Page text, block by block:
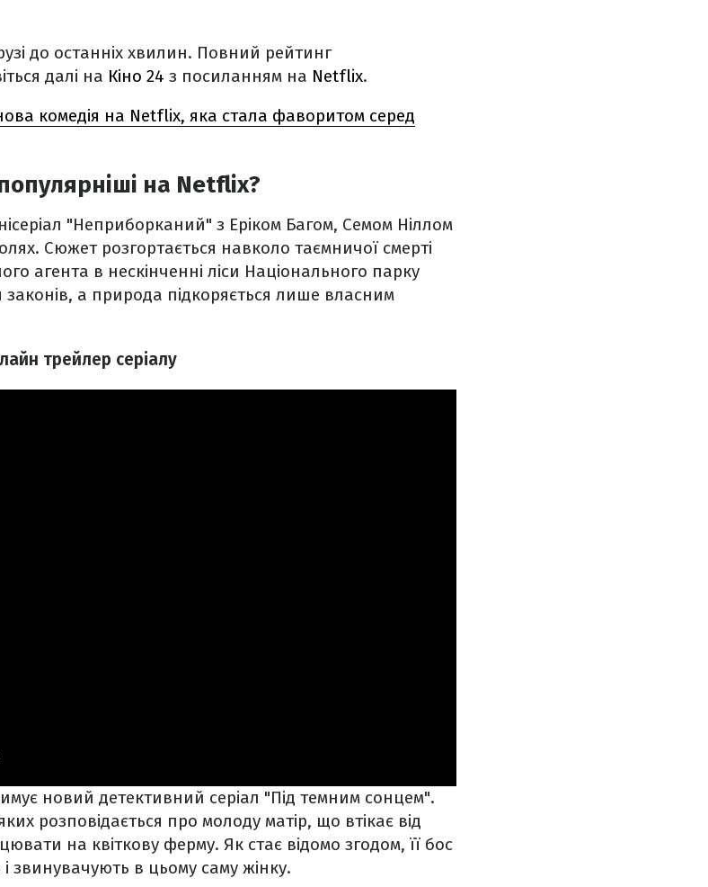
до останніх хвилин. Повний рейтинг
далі на Кіно 24 з посиланням на Netflix.
комедія на Netflix, яка стала фаворитом серед
на Netflix?
"Неприборканий" з Еріком Багом, Семом Ніллом
Сюжет розгортається навколо таємничої смерті
агента в нескінченні ліси Національного парку
законів, а природа підкоряється лише власним
трейлер серіалу
новий детективний серіал "Під темним сонцем".
розповідається про молоду матір, що втікає від
на квіткову ферму. Як стає відомо згодом, її бос
звинувачують в цьому саму жінку.